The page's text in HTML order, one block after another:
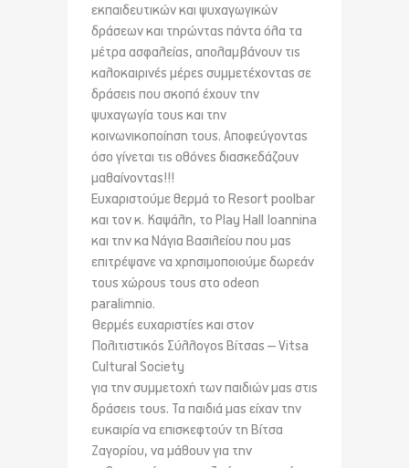
εκπαιδευτικών και ψυχαγωγικών
δράσεων και τηρώντας πάντα όλα τα
μέτρα ασφαλείας, απολαμβάνουν τις
καλοκαιρινές μέρες συμμετέχοντας σε
δράσεις που σκοπό έχουν την
ψυχαγωγία τους και την
κοινωνικοποίηση τους. Αποφεύγοντας
όσο γίνεται τις οθόνες διασκεδάζουν
μαθαίνοντας!!!
Ευχαριστούμε θερμά το Resort poolbar
και τον κ. Καψάλη, το Play Hall Ioannina
και την κα Νάγια Βασιλείου που μας
επιτρέψανε να χρησιμοποιούμε δωρεάν
τους χώρους τους στο odeon
paralimnio.
Θερμές ευχαριστίες και στον
Πολιτιστικός Σύλλογος Βίτσας – Vitsa
Cultural Society
για την συμμετοχή των παιδιών μας στις
δράσεις τους. Τα παιδιά μας είχαν την
ευκαιρία να επισκεφτούν τη Βίτσα
Ζαγορίου, να μάθουν για την